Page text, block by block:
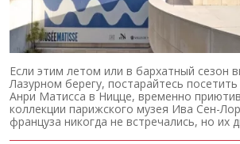
Если этим летом или в бархатный сезон
Лазурном берегу, постарайтесь
Анри Матисса в Ницце, временно
коллекции парижского музея Ива Сен-
француза никогда не встречались, но их